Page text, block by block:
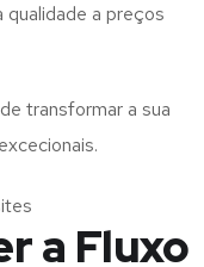
a preços
transformar a sua
a Fluxo